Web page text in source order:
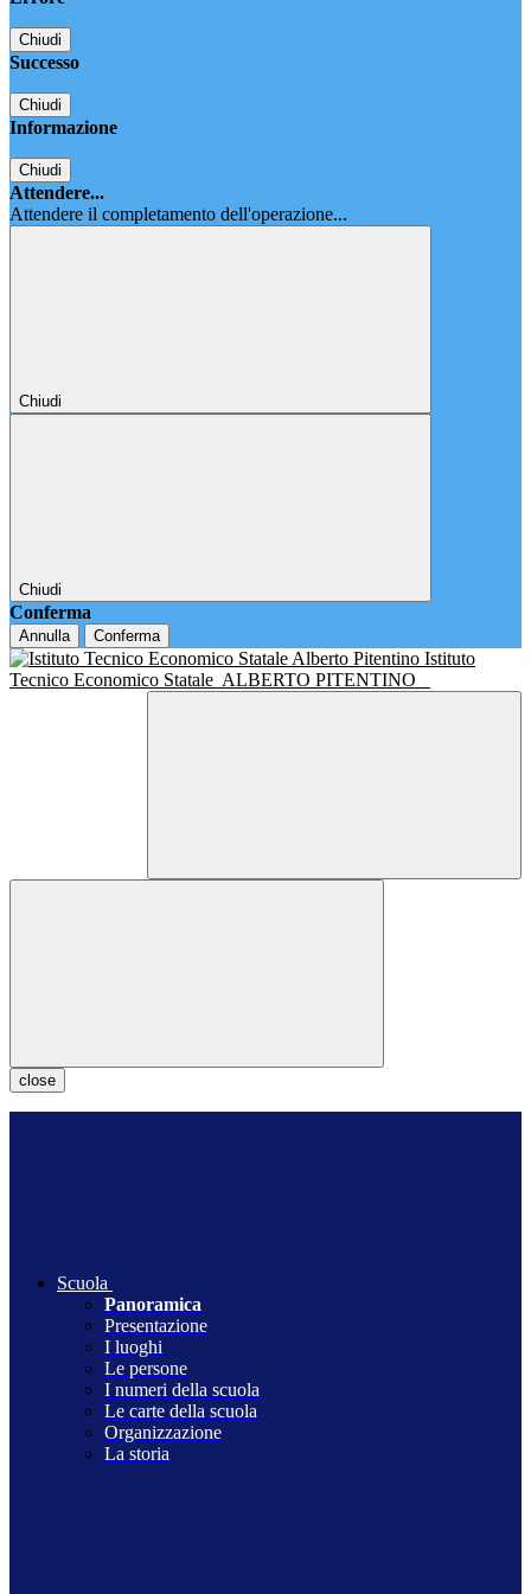
Chiudi
Successo
Chiudi
Informazione
Chiudi
Attendere...
Attendere il completamento dell'operazione...
Chiudi
Chiudi
Conferma
Annulla Conferma
Istituto
Tecnico Economico Statale ALBERTO PITENTINO
close
Scuola
Panoramica
Presentazione
I luoghi
Le persone
I numeri della scuola
Le carte della scuola
Organizzazione
La storia